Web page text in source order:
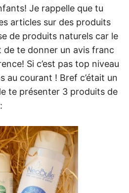
Je rappelle que tu
articles sur des produits
de produits naturels car le
de te donner un avis franc
Si c’est pas top niveau
au courant ! Bref c’était un
te présenter 3 produits de
: